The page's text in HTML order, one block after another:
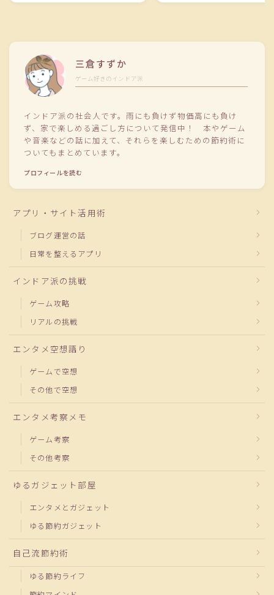
三倉すずか
ゲーム好きのインドア派
インドア派の社会人です。雨にも負けず物価高にも負け
ず、家で楽しめる過ごし方について発信中！ 本やゲーム
や音楽などの話に加えて、それらを楽しむための節約術に
ついてもまとめています。
プロフィールを読む
アプリ・サイト活用術
ブログ運営の話
日常を整えるアプリ
インドア派の挑戦
ゲーム攻略
リアルの挑戦
エンタメ空想語り
ゲームで空想
その他で空想
エンタメ考察メモ
ゲーム考察
その他考察
ゆるガジェット部屋
エンタメとガジェット
ゆる節約ガジェット
自己流節約術
ゆる節約ライフ